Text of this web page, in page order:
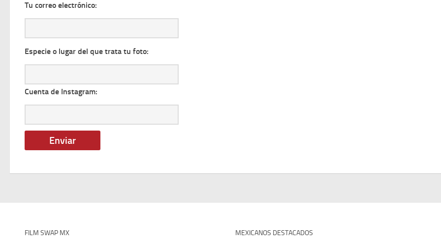
Tu correo electrónico:
Especie o lugar del que trata tu foto:
Cuenta de Instagram:
FILM SWAP MX MEXICANOS DESTACADOS